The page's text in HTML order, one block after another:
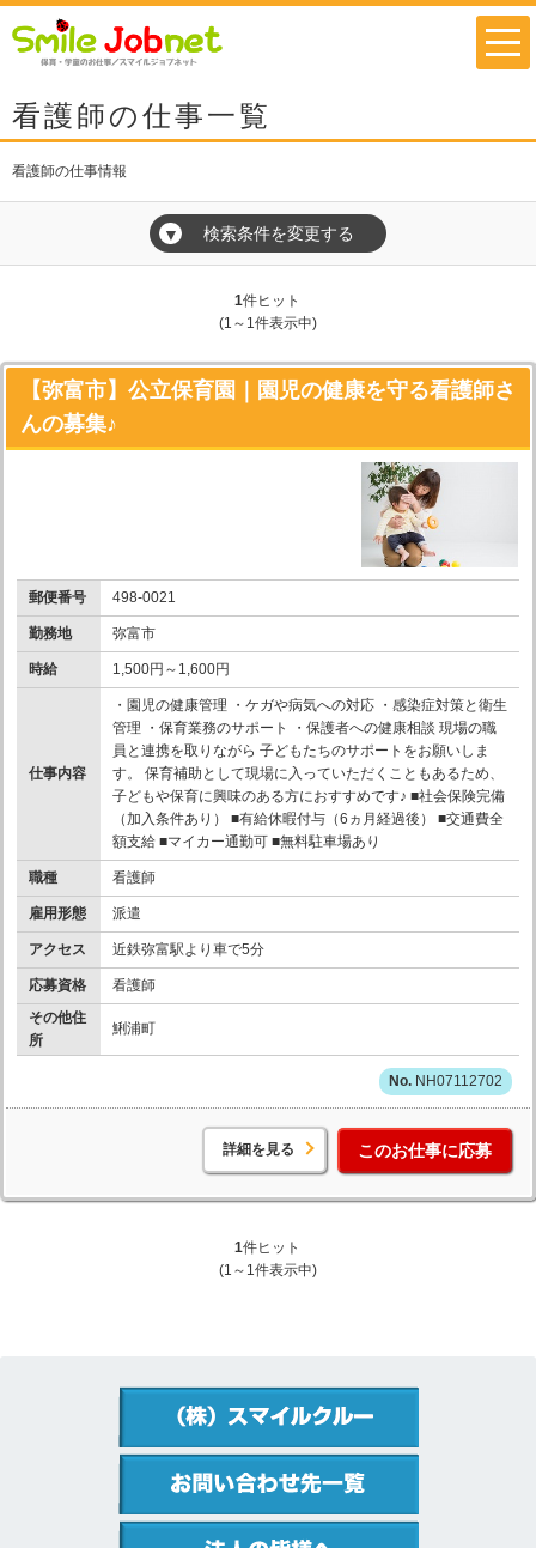
看護師の仕事一覧
看護師の仕事情報
▼ 検索条件を変更する
1件ヒット
(1～1件表示中)
【弥富市】公立保育園｜園児の健康を守る看護師さ
んの募集♪
郵便番号 498-0021
勤務地 弥富市
時給 1,500円～1,600円
仕事内容
・園児の健康管理 ・ケガや病気への対応 ・感染症対策と衛生
管理 ・保育業務のサポート ・保護者への健康相談 現場の職
員と連携を取りながら 子どもたちのサポートをお願いしま
す。 保育補助として現場に入っていただくこともあるため、
子どもや保育に興味のある方におすすめです♪ ■社会保険完備
（加入条件あり） ■有給休暇付与（6ヵ月経過後） ■交通費全
額支給 ■マイカー通勤可 ■無料駐車場あり
職種 看護師
雇用形態 派遣
アクセス 近鉄弥富駅より車で5分
応募資格
看護師
その他住
所
鯏浦町
NH07112702
詳細を見る このお仕事に応募
1件ヒット
(1～1件表示中)